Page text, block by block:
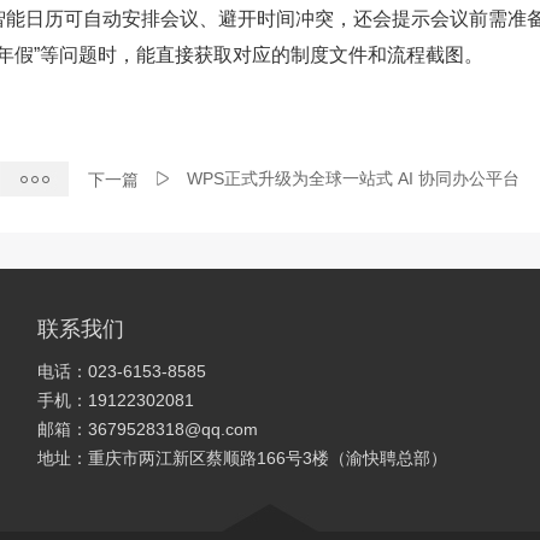
日历可自动安排会议、避开时间冲突，还会提示会议前需准
”等问题时，能直接获取对应的制度文件和流程截图。
下一篇 WPS正式升级为全球一站式 AI 协同办公平台
联系我们
电话：023-6153-8585
手机：19122302081
邮箱：3679528318@qq.com
地址：重庆市两江新区蔡顺路166号3楼（渝快聘总部）